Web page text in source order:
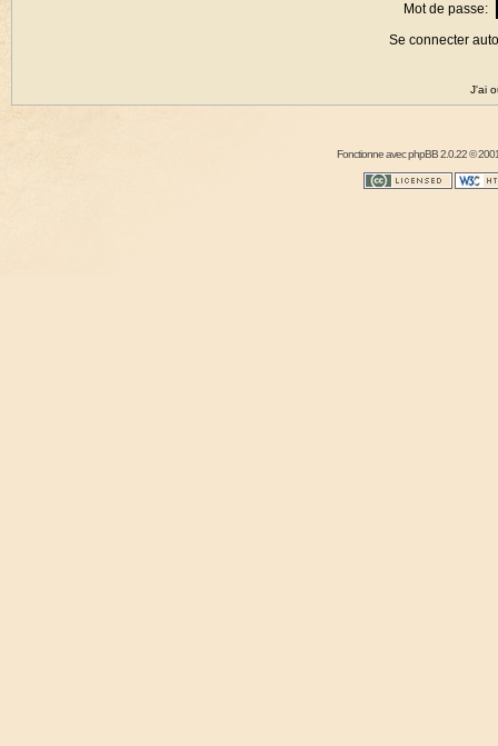
Mot de passe:
Se connecter
J'ai
Fonctionne avecphpBB2.0.22 ©